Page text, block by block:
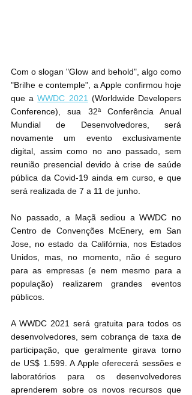
Com o slogan "Glow and behold", algo como
"Brilhe e contemple", a Apple confirmou hoje
que a WWDC 2021 (Worldwide Developers
Conference), sua 32ª Conferência Anual
Mundial de Desenvolvedores, será
novamente um evento exclusivamente
digital, assim como no ano passado, sem
reunião presencial devido à crise de saúde
pública da Covid-19 ainda em curso, e que
será realizada de 7 a 11 de junho.
No passado, a Maçã sediou a WWDC no
Centro de Convenções McEnery, em San
Jose, no estado da Califórnia, nos Estados
Unidos, mas, no momento, não é seguro
para as empresas (e nem mesmo para a
população) realizarem grandes eventos
públicos.
A ‌WWDC 2021‌ será gratuita para todos os
desenvolvedores, sem cobrança de taxa de
participação, que geralmente girava torno
de US$ 1.599. A Apple oferecerá sessões e
laboratórios para os desenvolvedores
aprenderem sobre os novos recursos que